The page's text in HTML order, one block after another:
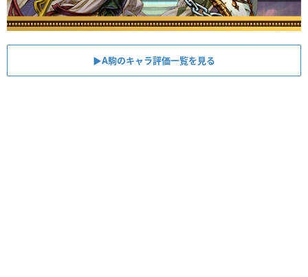
▶︎A駒のキャラ評価一覧を見る